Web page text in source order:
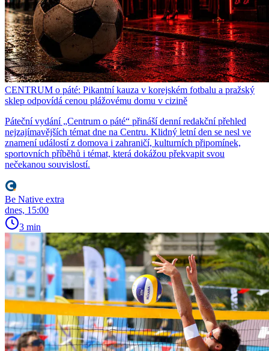
CENTRUM o páté: Pikantní kauza v korejském fotbalu a pražský
sklep odpovídá cenou plážovému domu v cizině
Páteční vydání „Centrum o páté“ přináší denní redakční přehled
nejzajímavějších témat dne na Centru. Klidný letní den se nesl ve
znamení událostí z domova i zahraničí, kulturních připomínek,
sportovních příběhů i témat, která dokážou překvapit svou
nečekanou souvislostí.
Be Native extra
dnes, 15:00
3 min